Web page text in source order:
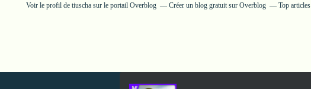
Voir le profil de tiuscha sur le portail Overblog Créer un blog gratuit sur Overblog Top articles